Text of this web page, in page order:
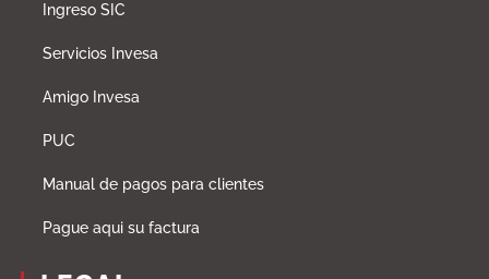
Ingreso SIC
Servicios Invesa
Amigo Invesa
PUC
Manual de pagos para clientes
Pague aqui su factura